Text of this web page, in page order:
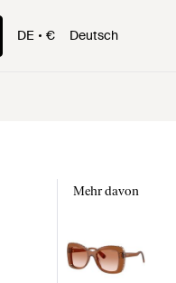
DE € Deutsch
Mehr davon